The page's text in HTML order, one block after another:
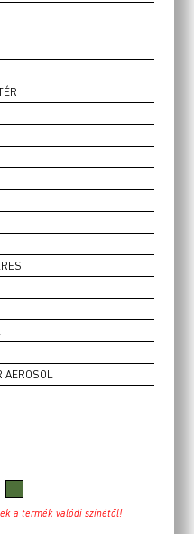
AEROSOL
a termék valódi színétől!